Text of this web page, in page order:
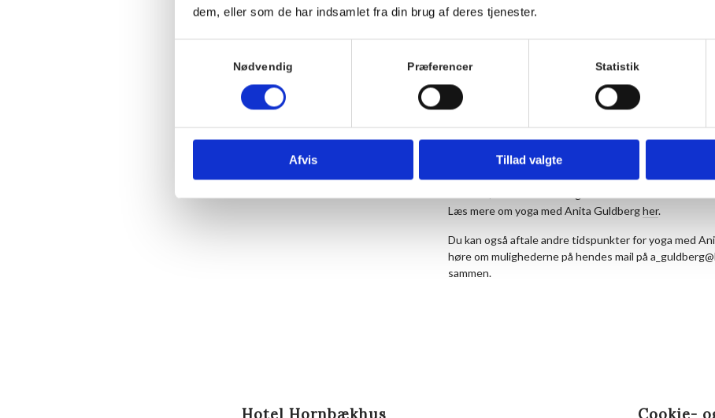
dem, eller som de har indsamlet fra din brug af deres tjenester.
Nødvendig Præferencer Statistik
Afvis Tillad valgte
Start din dag med morgenyoga på Hornbækhus, hvor
Tag behageligt, afslappet tøj på og medbring din
med under afspændingen.
Kom 15 minutter før, så du kan nå at finde dig til rette.
Lokationen vil variere fra dag til dag afhængig af
Hornbækhus for mødested på dagen.
Instruktør: Anita Guldberg
Læs mere om yoga med Anita Guldbergher.
Du kan også aftale andre tidspunkter for yoga med
høre om mulighederne på hendes mail på
sammen.
Hotel Hornbækhus Cookie-